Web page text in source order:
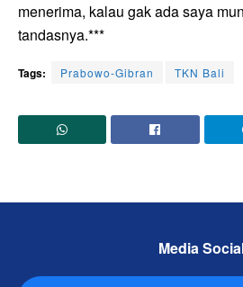
menerima, kalau gak ada saya
tandasnya.***
Tags: Prabowo-Gibran TKN Bali
Media